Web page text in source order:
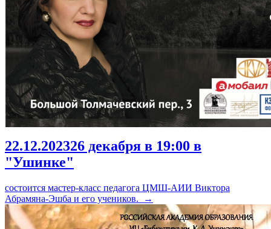
22.12.202326 декабря в 19:00 в
"Ушинке"
состоится мастер-класс педагога ЦМШ-АИИ Виктора
Абрамяна-Эшба и его учеников.
→